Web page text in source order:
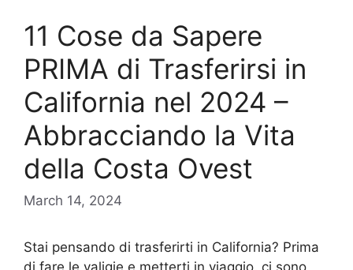
11 Cose da Sapere
PRIMA di Trasferirsi in
California nel 2024 –
Abbracciando la Vita
della Costa Ovest
March 14, 2024
Stai pensando di trasferirti in California? Prima
di fare le valigie e metterti in viaggio, ci sono